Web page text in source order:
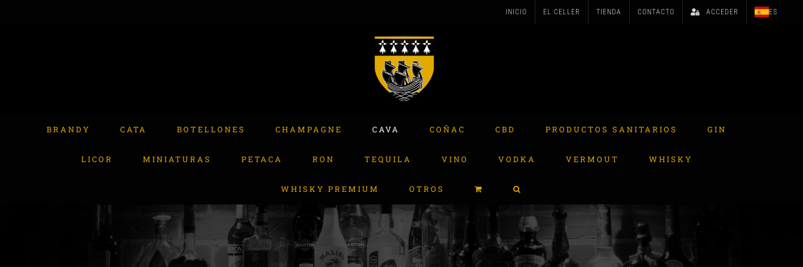
INICIO EL CELLER TIENDA CONTACTO ACCEDER ES
BRANDY CATA BOTELLONES CHAMPAGNE CAVA COÑAC CBD PRODUCTOS SANITARIOS GIN
LICOR MINIATURAS PETACA RON TEQUILA VINO VODKA VERMOUT WHISKY
WHISKY PREMIUM OTROS